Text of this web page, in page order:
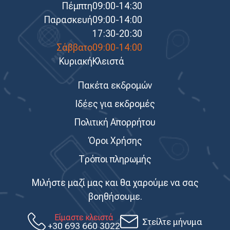
Πέμπτη09:00-14:30
Παρασκευή09:00-14:00
17:30-20:30
Σάββατο09:00-14:00
ΚυριακήΚλειστά
Πακέτα εκδρομών
Ιδέες για εκδρομές
Πολιτική Απορρήτου
Όροι Χρήσης
Τρόποι πληρωμής
Μιλήστε μαζί μας και θα χαρούμε να σας
βοηθήσουμε.
+30 693 660 3022
Είμαστε κλειστά Στείλτε μήνυμα